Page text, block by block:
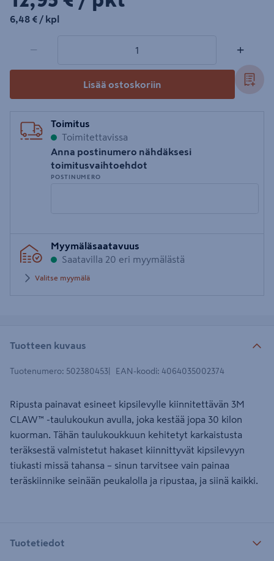
6,48€/kpl
6,48 € / kpl
− +
Lisää ostoskoriin
Toimitus
Toimitettavissa
Anna postinumero nähdäksesi
toimitusvaihtoehdot
POSTINUMERO
postinumero
Myymäläsaatavuus
Saatavilla 20 eri myymälästä
Valitse myymälä
Tuotteen kuvaus
Tuotenumero: 502380453 EAN-koodi: 4064035002374
Ripusta painavat esineet kipsilevylle kiinnitettävän 3M
CLAW™ -taulukoukun avulla, joka kestää jopa 30 kilon
kuorman. Tähän taulukoukkuun kehitetyt karkaistusta
teräksestä valmistetut hakaset kiinnittyvät kipsilevyyn
tiukasti missä tahansa – sinun tarvitsee vain painaa
teräskiinnike seinään peukalolla ja ripustaa, ja siinä kaikki.
Tuotetiedot